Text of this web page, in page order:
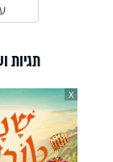
תגיות
X